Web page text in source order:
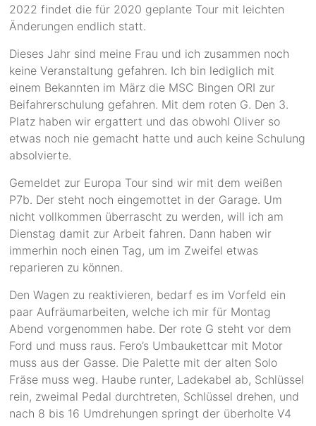
2022 findet die für 2020 geplante Tour mit leichten
Änderungen endlich statt.
Dieses Jahr sind meine Frau und ich zusammen noch
keine Veranstaltung gefahren. Ich bin lediglich mit
einem Bekannten im März die MSC Bingen ORI zur
Beifahrerschulung gefahren. Mit dem roten G. Den 3.
Platz haben wir ergattert und das obwohl Oliver so
etwas noch nie gemacht hatte und auch keine Schulung
absolvierte.
Gemeldet zur Europa Tour sind wir mit dem weißen
P7b. Der steht noch eingemottet in der Garage. Um
nicht vollkommen überrascht zu werden, will ich am
Dienstag damit zur Arbeit fahren. Dann haben wir
immerhin noch einen Tag, um im Zweifel etwas
reparieren zu können.
Den Wagen zu reaktivieren, bedarf es im Vorfeld ein
paar Aufräumarbeiten, welche ich mir für Montag
Abend vorgenommen habe. Der rote G steht vor dem
Ford und muss raus. Fero’s Umbaukettcar mit Motor
muss aus der Gasse. Die Palette mit der alten Solo
Fräse muss weg. Haube runter, Ladekabel ab, Schlüssel
rein, zweimal Pedal durchtreten, Schlüssel drehen, und
nach 8 bis 16 Umdrehungen springt der überholte V4